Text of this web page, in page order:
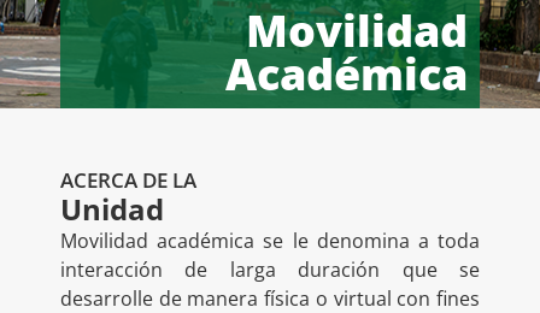
Movilidad
Académica
ACERCA DE LA
Unidad
Movilidad académica se le denomina a toda
interacción de larga duración que se
desarrolle de manera física o virtual con fines